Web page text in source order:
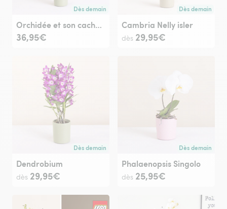
Dès demain
Livraison dès demain (pour toute commande passée
Orchidée et son cache pot
36,95€
Dès demain
Livraison dès
Cambria Nelly isler
dès 29,95€
Dès demain
Livraison dès demain (pour toute commande passée
Dendrobium
dès 29,95€
Dès demain
Livraison dès
Phalaenopsis Singolo
dès 25,95€